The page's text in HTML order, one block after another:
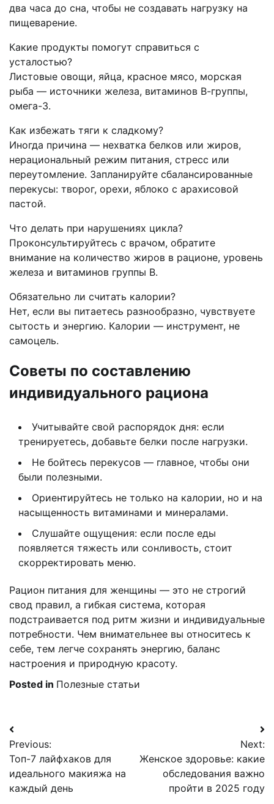
два часа до сна, чтобы не создавать нагрузку на
пищеварение.
Какие продукты помогут справиться с
усталостью?
Листовые овощи, яйца, красное мясо, морская
рыба — источники железа, витаминов В-группы,
омега-3.
Как избежать тяги к сладкому?
Иногда причина — нехватка белков или жиров,
нерациональный режим питания, стресс или
переутомление. Запланируйте сбалансированные
перекусы: творог, орехи, яблоко с арахисовой
пастой.
Что делать при нарушениях цикла?
Проконсультируйтесь с врачом, обратите
внимание на количество жиров в рационе, уровень
железа и витаминов группы В.
Обязательно ли считать калории?
Нет, если вы питаетесь разнообразно, чувствуете
сытость и энергию. Калории — инструмент, не
самоцель.
Советы по составлению
индивидуального рациона
Учитывайте свой распорядок дня: если
тренируетесь, добавьте белки после нагрузки.
Не бойтесь перекусов — главное, чтобы они
были полезными.
Ориентируйтесь не только на калории, но и на
насыщенность витаминами и минералами.
Слушайте ощущения: если после еды
появляется тяжесть или сонливость, стоит
скорректировать меню.
Рацион питания для женщины — это не строгий
свод правил, а гибкая система, которая
подстраивается под ритм жизни и индивидуальные
потребности. Чем внимательнее вы относитесь к
себе, тем легче сохранять энергию, баланс
настроения и природную красоту.
Posted in Полезные статьи
Навигация
по
записям
Previous:
Топ-7 лайфхаков для
идеального макияжа на
каждый день
Next:
Женское здоровье: какие
обследования важно
пройти в 2025 году